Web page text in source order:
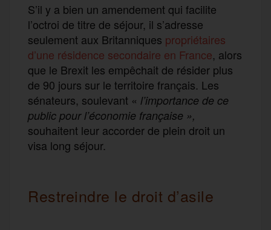
S’il y a bien un amendement qui facilite
l’octroi de titre de séjour, il s’adresse
seulement aux Britanniques propriétaires
d’une résidence secondaire en France, alors
que le Brexit les empêchait de résider plus
de 90 jours sur le territoire français. Les
sénateurs, soulevant « l’importance de ce
public pour l’économie française »,
souhaitent leur accorder de plein droit un
visa long séjour.
Restreindre le droit d’asile